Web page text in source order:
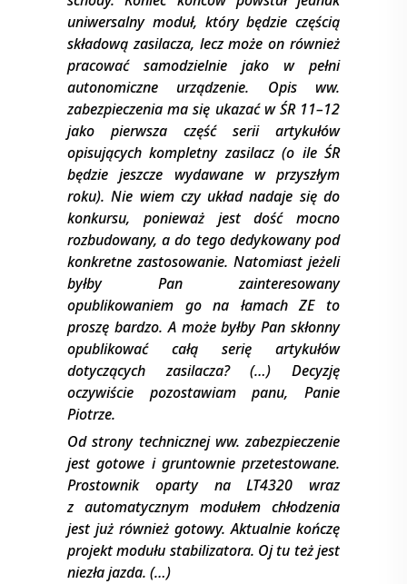
uniwersalny moduł, który będzie częścią
składową zasilacza, lecz może on również
pracować samodzielnie jako w pełni
autonomiczne urządzenie. Opis ww.
zabezpieczenia ma się ukazać w ŚR 11–12
jako pierwsza część serii artykułów
opisujących kompletny zasilacz (o ile ŚR
będzie jeszcze wydawane w przyszłym
roku). Nie wiem czy układ nadaje się do
konkursu, ponieważ jest dość mocno
rozbudowany, a do tego dedykowany pod
konkretne zastosowanie. Natomiast jeżeli
byłby Pan zainteresowany
opublikowaniem go na łamach ZE to
proszę bardzo. A może byłby Pan skłonny
opublikować całą serię artykułów
dotyczących zasilacza? (…) Decyzję
oczywiście pozostawiam panu, Panie
Piotrze.
Od strony technicznej ww. zabezpieczenie
jest gotowe i gruntownie przetestowane.
Prostownik oparty na LT4320 wraz
z automatycznym modułem chłodzenia
jest już również gotowy. Aktualnie kończę
projekt modułu stabilizatora. Oj tu też jest
niezła jazda. (…)